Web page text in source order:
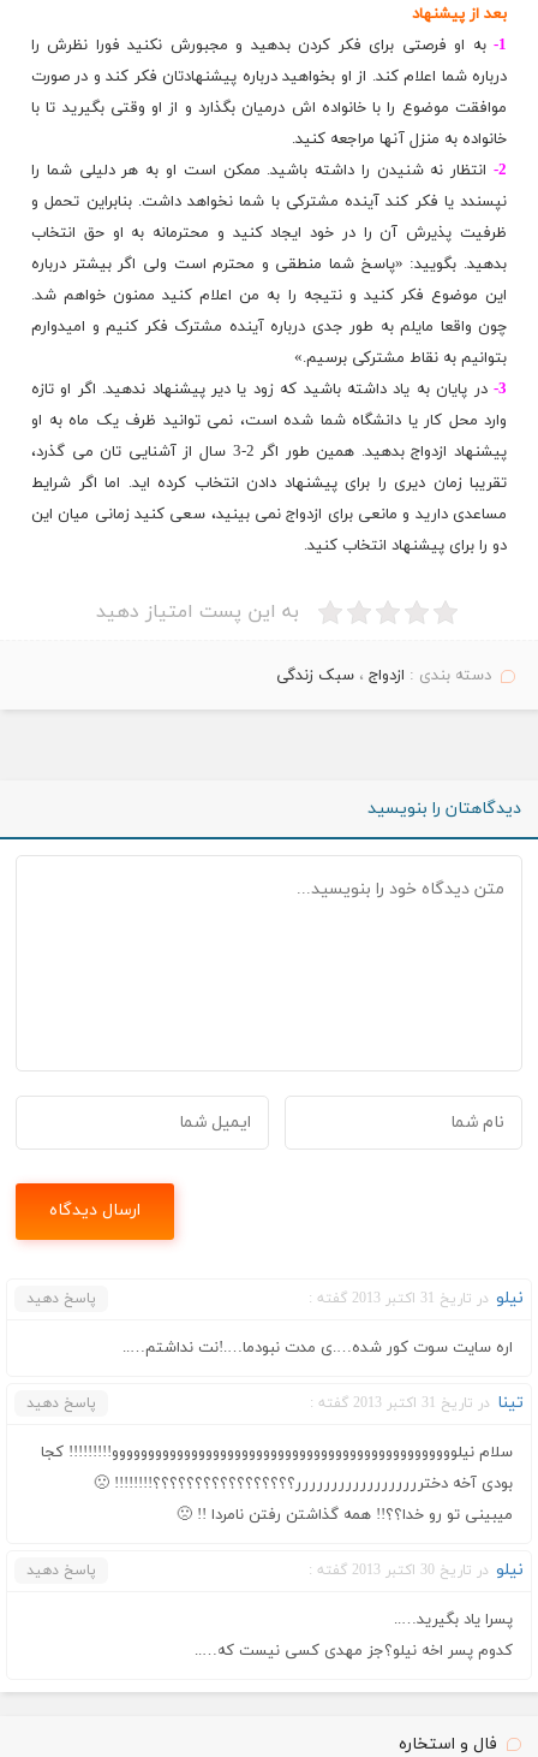
بعد از پیشنهاد
1-
به او فرصتی برای فکر کردن بدهید و مجبورش نکنید فورا نظرش را
درباره شما اعلام کند. از او بخواهید درباره پیشنهادتان فکر کند و در صورت
موافقت موضوع را با خانواده اش درمیان بگذارد و از او وقتی بگیرید تا با
خانواده به منزل آنها مراجعه کنید.
2-
انتظار نه شنیدن را داشته باشید. ممکن است او به هر دلیلی شما را
نپسندد یا فکر کند آینده مشترکی با شما نخواهد داشت. بنابراین تحمل و
ظرفیت پذیرش آن را در خود ایجاد کنید و محترمانه به او حق انتخاب
بدهید. بگویید: «پاسخ شما منطقی و محترم است ولی اگر بیشتر درباره
این موضوع فکر کنید و نتیجه را به من اعلام کنید ممنون خواهم شد.
چون واقعا مایلم به طور جدی درباره آینده مشترک فکر کنیم و امیدوارم
بتوانیم به نقاط مشترکی برسیم.»
3- در پایان به یاد داشته باشید که زود یا دیر پیشنهاد ندهید. اگر او تازه
وارد محل کار یا دانشگاه شما شده است، نمی توانید ظرف یک ماه به او
پیشنهاد ازدواج بدهید. همین طور اگر 2-3 سال از آشنایی تان می گذرد،
تقریبا زمان دیری را برای پیشنهاد دادن انتخاب کرده اید. اما اگر شرایط
مساعدی دارید و مانعی برای ازدواج نمی بینید، سعی کنید زمانی میان این
دو را برای پیشنهاد انتخاب کنید.
به این پست امتیاز دهید
دسته بندی : ازدواج ،سبک زندگی
دیدگاهتان را بنویسید
نیلو در تاریخ 31 اکتبر 2013 گفته : پاسخ دهید
اره سایت سوت کور شده….ی مدت نبودما….!نت نداشتم…..
تینا در تاریخ 31 اکتبر 2013 گفته : پاسخ دهید
سلام نیلوووووووووووووووووووووووووووووووووووووووووووووووو!!!!!!!!! کجا
بودی آخه دخترررررررررررررررررر؟؟؟؟؟؟؟؟؟؟؟؟؟؟؟؟؟!!!!!!!! 🙁
میبینی تو رو خدا؟؟!! همه گذاشتن رفتن نامردا !! 🙁
نیلو در تاریخ 30 اکتبر 2013 گفته : پاسخ دهید
پسرا یاد بگیرید…..
کدوم پسر اخه نیلو؟جز مهدی کسی نیست که…..
فال و استخاره